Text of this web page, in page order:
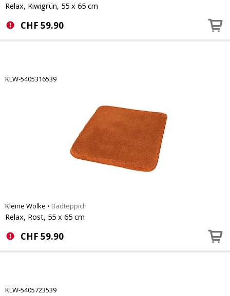
Relax, Kiwigrün, 55 x 65 cm
CHF 59.90
KLW-5405316539
Kleine Wolke • Badteppich
Relax, Rost, 55 x 65 cm
CHF 59.90
KLW-5405723539